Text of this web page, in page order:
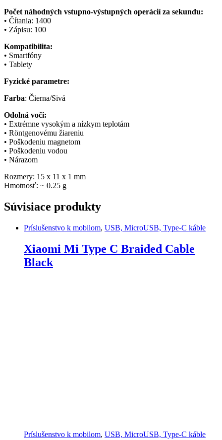
Počet náhodných vstupno-výstupných operácií za sekundu:
• Čítania: 1400
• Zápisu: 100
Kompatibilita:
• Smartfóny
• Tablety
Fyzické parametre:
Farba: Čierna/Sivá
Odolná voči:
• Extrémne vysokým a nízkym teplotám
• Röntgenovému žiareniu
• Poškodeniu magnetom
• Poškodeniu vodou
• Nárazom
Rozmery: 15 x 11 x 1 mm
Hmotnosť: ~ 0.25 g
Súvisiace produkty
Príslušenstvo k mobilom, USB, MicroUSB, Type-C káble
Xiaomi Mi Type C Braided Cable
Black
Príslušenstvo k mobilom, USB, MicroUSB, Type-C káble